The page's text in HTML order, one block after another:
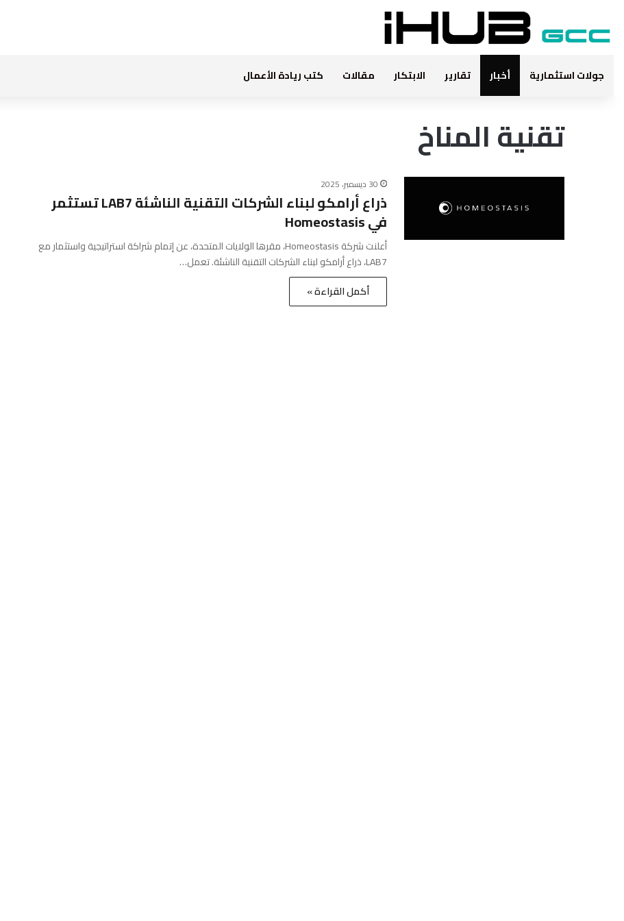
جولات استثمارية أخبار تقارير الابتكار مقالات كتب ريادة الأعمال
تقنية المناخ
30 ديسمبر، 2025
ذراع أرامكو لبناء الشركات التقنية الناشئة LAB7 تستثمر
في Homeostasis
أعلنت شركة Homeostasis، مقرها الولايات المتحدة، عن إتمام شراكة استراتيجية واستثمار مع
LAB7، ذراع أرامكو لبناء الشركات التقنية الناشئة. تعمل…
أكمل القراءة »